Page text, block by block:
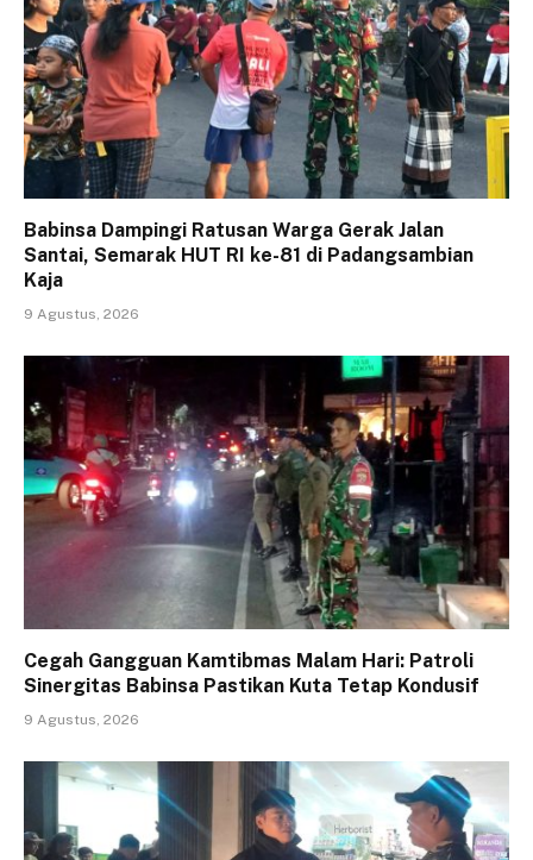
Babinsa Dampingi Ratusan Warga Gerak Jalan
Santai, Semarak HUT RI ke-81 di Padangsambian
Kaja
9 Agustus, 2026
Cegah Gangguan Kamtibmas Malam Hari: Patroli
Sinergitas Babinsa Pastikan Kuta Tetap Kondusif
9 Agustus, 2026